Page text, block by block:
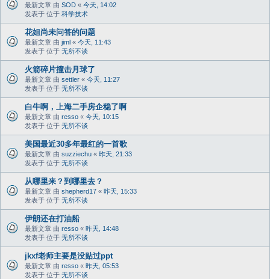
最新文章 由 SOD « 今天, 14:02
发表于 位于 科学技术
花姐尚未问答的问题
最新文章 由 jiml « 今天, 11:43
发表于 位于 无所不谈
火箭碎片撞击月球了
最新文章 由 settler « 今天, 11:27
发表于 位于 无所不谈
白牛啊，上海二手房企稳了啊
最新文章 由 resso « 今天, 10:15
发表于 位于 无所不谈
美国最近30多年最红的一首歌
最新文章 由 suzziechu « 昨天, 21:33
发表于 位于 无所不谈
从哪里来？到哪里去？
最新文章 由 shepherd17 « 昨天, 15:33
发表于 位于 无所不谈
伊朗还在打油船
最新文章 由 resso « 昨天, 14:48
发表于 位于 无所不谈
jkxf老师主要是没贴过ppt
最新文章 由 resso « 昨天, 05:53
发表于 位于 无所不谈